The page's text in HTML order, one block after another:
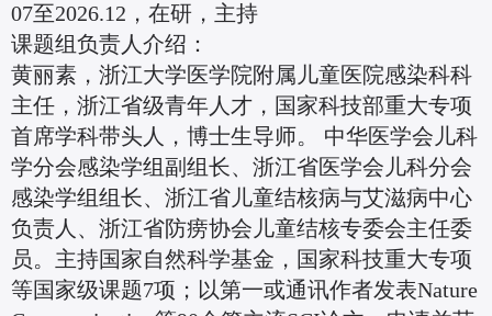
07至2026.12，在研，主持
课题组负责人介绍：
黄丽素，浙江大学医学院附属儿童医院感染科科
主任，浙江省级青年人才，国家科技部重大专项
首席学科带头人，博士生导师。 中华医学会儿科
学分会感染学组副组长、浙江省医学会儿科分会
感染学组组长、浙江省儿童结核病与艾滋病中心
负责人、浙江省防痨协会儿童结核专委会主任委
员。主持国家自然科学基金，国家科技重大专项
等国家级课题7项；以第一或通讯作者发表Nature